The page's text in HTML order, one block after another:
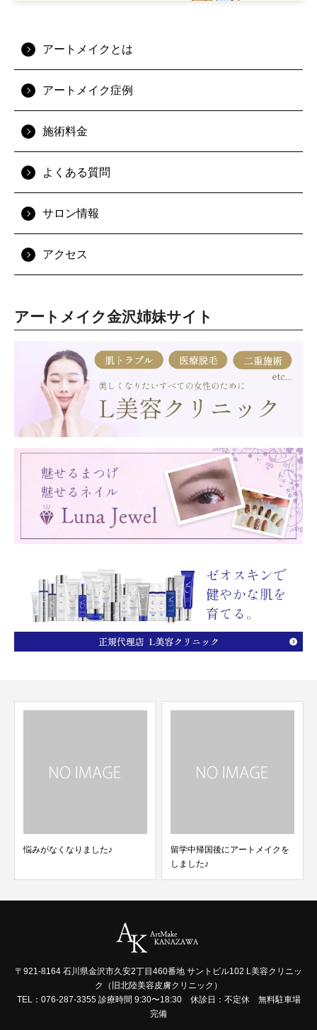
アートメイクとは
アートメイク症例
施術料金
よくある質問
サロン情報
アクセス
アートメイク金沢姉妹サイト
悩みがなくなりました♪
留学中帰国後にアートメイクを
しました♪
〒921-8164 石川県金沢市久安2丁目460番地 サントビル102 L美容クリニッ
ク（旧北陸美容皮膚クリニック）
TEL：076-287-3355 診療時間 9:30〜18:30 休診日：不定休 無料駐車場
完備